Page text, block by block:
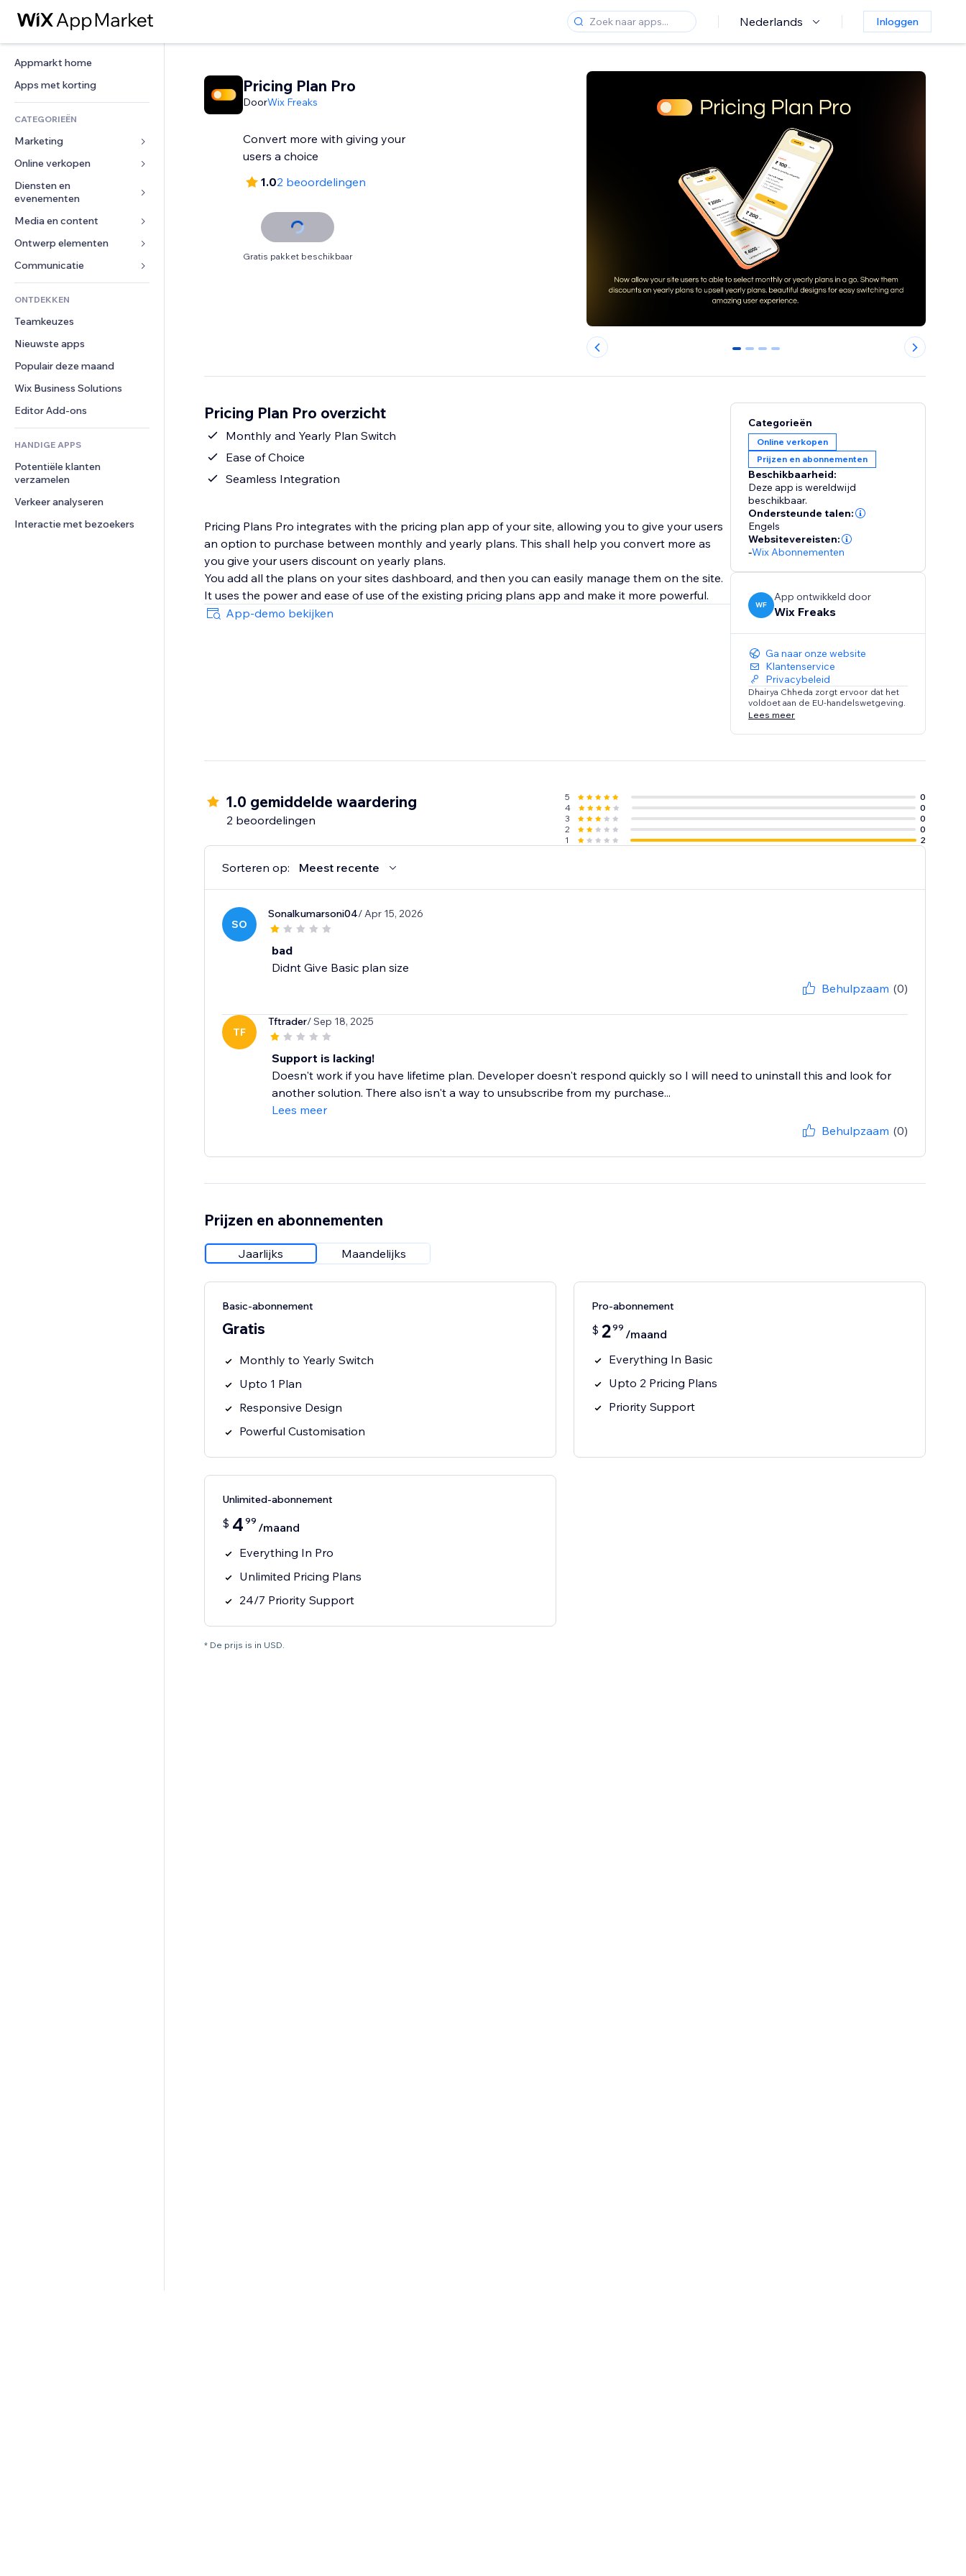
Nederlands Inloggen
Appmarkt home
Apps met korting
CATEGORIEËN
Marketing
Advertenties
Mobiel
Analytics
Social media
SEO
Betrokkenheid
Websitevermeldingen
E-mail
Conversie
Online verkopen
Apps voor webshops
Verzending en levering
Verkoopknoppen
Online cursussen
Print on demand
Boekhouding
Coupons en loyaliteit
Opslagoplossingen
Dropshipping
Prijzen en abonnementen
Crowdfunding
Eten en drinken
Diensten en
evenementen
Hotels
Evenementen
Restaurants
Vastgoed
Boekingen
Media en content
Galerij
Muziek
Podcasts
Fotografie
Video
PDF
Bestanden delen
Nieuws
Ontwerp elementen
Kaarten en navigatie
Privacy en beveiliging
Ontime
Pagina templates
Afbeeldingseffecten
Knoppen en menu's
Banners en badges
Rekenmachines
Zoeken
Weer
Grafieken en tabellen
Formulieren
Enquêtes
Chat
Opmerkingen
Telefoonnummer
Community
Beoordelingen en testimonials
CRM
ONTDEKKEN
Teamkeuzes
Nieuwste apps
Populair deze maand
Wix Business Solutions
Editor Add-ons
HANDIGE APPS
Potentiële klanten
verzamelen
Verkeer analyseren
Interactie met bezoekers
Pricing Plan Pro
DoorWix Freaks
Convert more with giving your
users a choice
1.02 beoordelingen
Gratis pakket beschikbaar
0 1 2 3
Pricing Plan Pro overzicht
Monthly and Yearly Plan Switch
Ease of Choice
Seamless Integration
Pricing Plans Pro integrates with the pricing plan app of your site, allowing you to give your users
an option to purchase between monthly and yearly plans. This shall help you convert more as
you give your users discount on yearly plans.
You add all the plans on your sites dashboard, and then you can easily manage them on the site.
It uses the power and ease of use of the existing pricing plans app and make it more powerful.
App-demo bekijken
Categorieën
Online verkopen
Prijzen en abonnementen
Beschikbaarheid:
Deze app is wereldwijd
beschikbaar.
Ondersteunde talen:
Engels
Websitevereisten:
-Wix Abonnementen
WF
App ontwikkeld door
Wix Freaks
Ga naar onze website
Klantenservice
Privacybeleid
Dhairya Chheda zorgt ervoor dat het
voldoet aan de EU-handelswetgeving.
Lees meer
1.0 gemiddelde waardering
2 beoordelingen
5
0
4
0
3
0
2
0
1
2
Sorteren op: Meest recente
SO
Sonalkumarsoni04/ Apr 15, 2026
bad
Didnt Give Basic plan size
Behulpzaam (0)
TF
Tftrader/ Sep 18, 2025
Support is lacking!
Doesn't work if you have lifetime plan. Developer doesn't respond quickly so I will need to uninstall this and look for
another solution. There also isn't a way to unsubscribe from my purchase...
Lees meer
Behulpzaam (0)
Prijzen en abonnementen
Jaarlijks Maandelijks
Basic-abonnement
Gratis
Monthly to Yearly Switch
Upto 1 Plan
Responsive Design
Powerful Customisation
Pro-abonnement
$ 299 /maand
Everything In Basic
Upto 2 Pricing Plans
Priority Support
Unlimited-abonnement
$ 4 99 /maand
Everything In Pro
Unlimited Pricing Plans
24/7 Priority Support
* De prijs is in USD.